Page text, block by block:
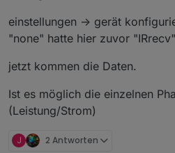
einstellungen -> gerät
"none" hatte hier zuvor "IRrecv"
jetzt kommen die Daten.
Ist es möglich die einzelnen
(Leistung/Strom)
J 2 Antworten